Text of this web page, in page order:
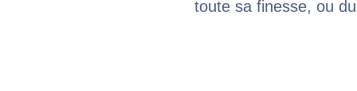
toute sa finesse, ou